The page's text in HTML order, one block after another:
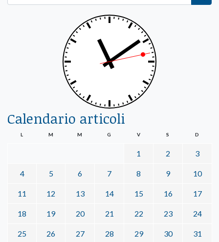
Calendario articoli
L M M G V S D
1 2 3
4 5 6 7 8 9 10
11 12 13 14 15 16 17
18 19 20 21 22 23 24
25 26 27 28 29 30 31